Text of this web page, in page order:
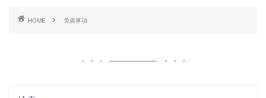
HOME 免責事項